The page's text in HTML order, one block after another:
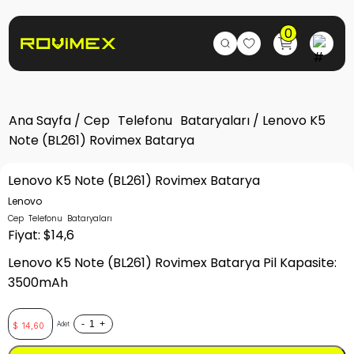
0
Ana Sayfa / Cep Telefonu Bataryaları / Lenovo K5
Note (BL261) Rovimex Batarya
Lenovo K5 Note (BL261) Rovimex Batarya
Lenovo
Cep Telefonu Bataryaları
Fiyat: $14,6
Lenovo K5 Note (BL261) Rovimex Batarya Pil Kapasite:
3500mAh
$ 14,60 Adet - +